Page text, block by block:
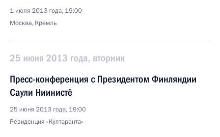
1 июля 2013 года, 19:00
Москва, Кремль
25 июня 2013 года, вторник
Пресс-конференция с Президентом Финляндии
Саули Ниинистё
25 июня 2013 года, 19:00
Резиденция «Култаранта»